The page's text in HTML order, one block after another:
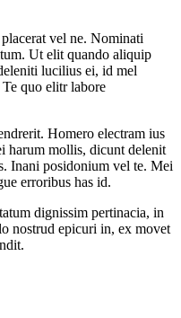
vel ne. Nominati
Ut elit quando aliquip
lucilius ei, id mel
quo elitr labore
Homero electram ius
harum mollis, dicunt delenit
Inani posidonium vel te. Mei
erroribus has id.
dignissim pertinacia, in
nostrud epicuri in, ex movet